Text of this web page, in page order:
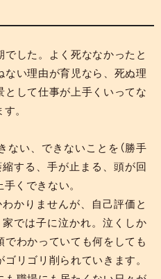
した。よく死ななかったと
ない理由が育児なら、死ぬ理
して仕事が上手くいってな
。
い、できないことを（勝手
する、手が止まる、頭が回
くできない。
かりませんが、自己評価と
家では子に泣かれ。泣くしか
わかっていても何をしても
リゴリ削られていきます。